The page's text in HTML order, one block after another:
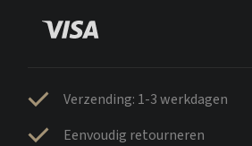
Verzending: 1-3 werkdagen
Eenvoudig retourneren